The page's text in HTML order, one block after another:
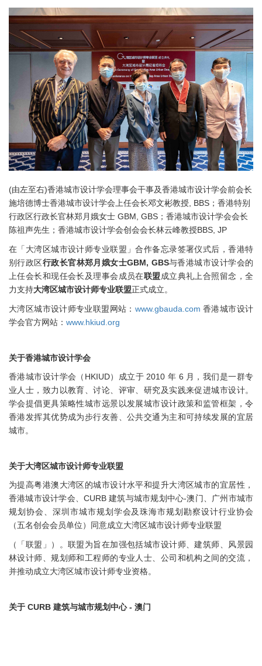
(由左至右)香港城市设计学会理事会干事及香港城市设计学会前会长
施培德博士香港城市设计学会上任会长邓文彬教授, BBS； 香港特别
行政区行政长官林郑月娥女士 GBM, GBS； 香港城市设计学会会长
陈祖声先生； 香港城市设计学会创会会长林云峰教授BBS, JP
在「大湾区城市设计师专业联盟」合作备忘录签署仪式后，香港特
别行政区行政长官林郑月娥女士GBM, GBS与香港城市设计学会的
上任会长和现任会长及理事会成员在联盟成立典礼上合照留念，全
力支持大湾区城市设计师专业联盟正式成立。
大湾区城市设计师专业联盟网站： www.gbauda.com香港城市设计
学会官方网站： www.hkiud.org
关于香港城市设计学会
香港城市设计学会（HKIUD）成立于 2010 年 6 月，我们是一群专
业人士，致力以教育、讨论、评审、研究及实践来促进城市设计。
学会提倡更具策略性城市远景以发展城市设计政策和监管框架，令
香港发挥其优势成为步行友善、公共交通为主和可持续发展的宜居
城市。
关于大湾区城市设计师专业联盟
为提高粤港澳大湾区的城市设计水平和提升大湾区城市的宜居性，
香港城市设计学会、CURB 建筑与城市规划中心-澳门、广州市城市
规划协会、深圳市城市规划学会及珠海市规划勘察设计行业协会
（五名创会会员单位）同意成立大湾区城市设计师专业联盟
（「联盟」）。联盟为旨在加强包括城市设计师、建筑师、风景园
林设计师、规划师和工程师的专业人士、公司和机构之间的交流，
并推动成立大湾区城市设计师专业资格。
关于 CURB 建筑与城市规划中心 - 澳门